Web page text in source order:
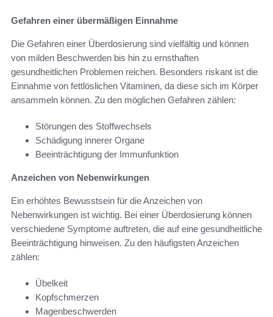
Gefahren einer übermäßigen Einnahme
Die Gefahren einer Überdosierung sind vielfältig und können
von milden Beschwerden bis hin zu ernsthaften
gesundheitlichen Problemen reichen. Besonders riskant ist die
Einnahme von fettlöslichen Vitaminen, da diese sich im Körper
ansammeln können. Zu den möglichen Gefahren zählen:
Störungen des Stoffwechsels
Schädigung innerer Organe
Beeinträchtigung der Immunfunktion
Anzeichen von Nebenwirkungen
Ein erhöhtes Bewusstsein für die Anzeichen von
Nebenwirkungen ist wichtig. Bei einer Überdosierung können
verschiedene Symptome auftreten, die auf eine gesundheitliche
Beeinträchtigung hinweisen. Zu den häufigsten Anzeichen
zählen:
Übelkeit
Kopfschmerzen
Magenbeschwerden